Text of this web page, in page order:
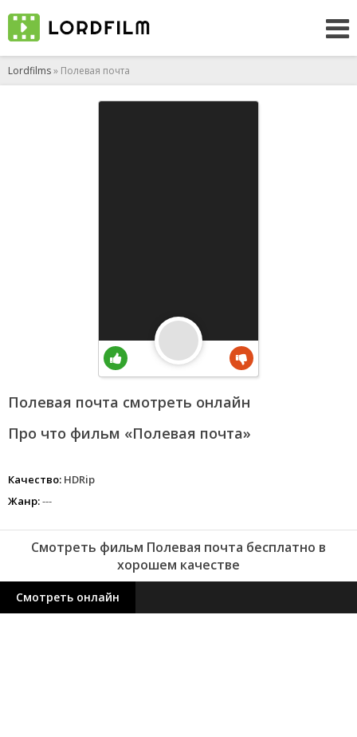
Lordfilms» Полевая почта
Полевая почта смотреть онлайн
Про что фильм «Полевая почта»
Качество: HDRip
Жанр:---
Смотреть фильм Полевая почта бесплатно в
хорошем качестве
Смотреть онлайн